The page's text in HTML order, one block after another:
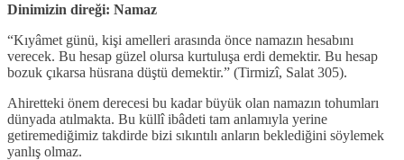
Dinimizin direği: Namaz
“Kıyâmet günü, kişi amelleri arasında önce namazın hesabını
verecek. Bu hesap güzel olursa kurtuluşa erdi demektir. Bu hesap
bozuk çıkarsa hüsrana düştü demektir.” (Tirmizî, Salat 305).
Ahiretteki önem derecesi bu kadar büyük olan namazın tohumları
dünyada atılmakta. Bu küllî ibâdeti tam anlamıyla yerine
getiremediğimiz takdirde bizi sıkıntılı anların beklediğini söylemek
yanlış olmaz.